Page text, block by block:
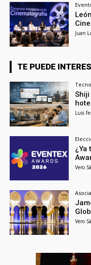
Juan
TE PUEDE
Luis
¿Ya
Vero
Vero